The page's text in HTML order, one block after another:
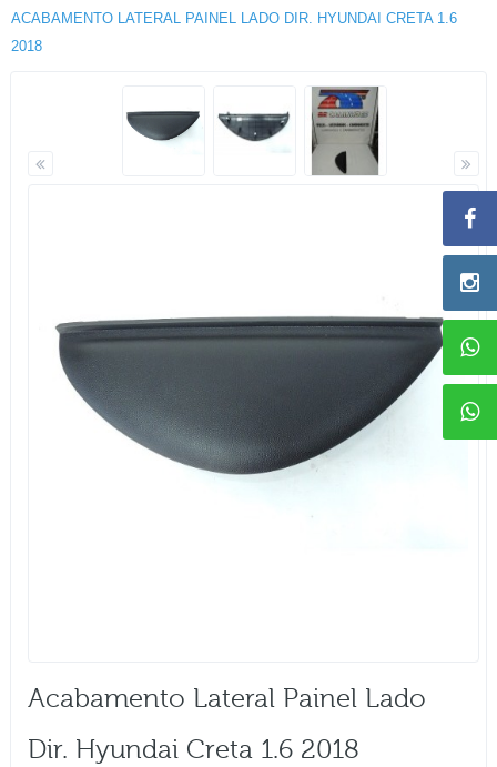
ACABAMENTO LATERAL PAINEL LADO DIR. HYUNDAI CRETA 1.6
2018
Acabamento Lateral Painel Lado
Dir. Hyundai Creta 1.6 2018